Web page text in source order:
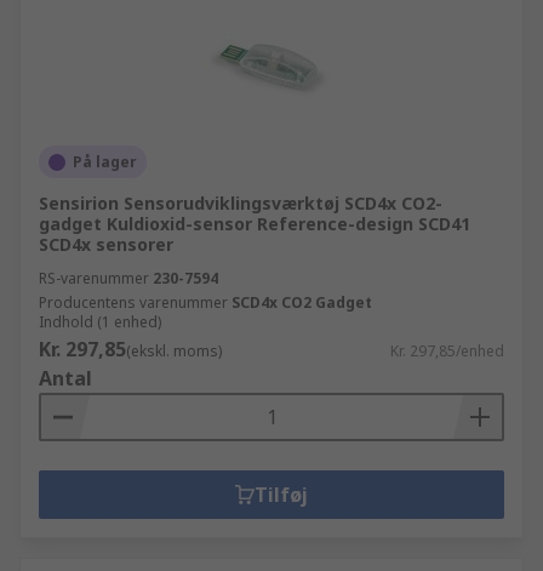
På lager
Sensirion Sensorudviklingsværktøj SCD4x CO2-
gadget Kuldioxid-sensor Reference-design SCD41
SCD4x sensorer
RS-varenummer 230-7594
Producentens varenummer SCD4x CO2 Gadget
Indhold (1 enhed)
Kr. 297,85(ekskl. moms) Kr. 297,85/enhed
Antal
Tilføj